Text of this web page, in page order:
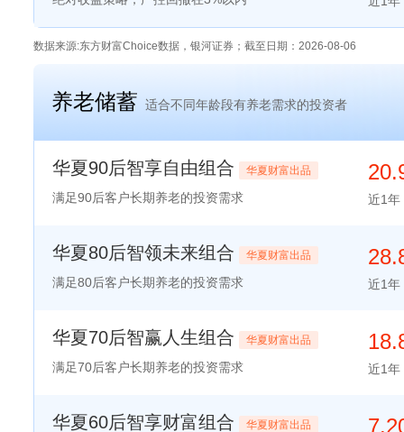
数据来源:东方财富Choice数据，银河证券；截至日期：2026-08-06
养老储蓄 适合不同年龄段有养老需求的投资者
华夏90后智享自由组合 华夏财富出品
满足90后客户长期养老的投资需求 近1年
华夏80后智领未来组合 华夏财富出品
满足80后客户长期养老的投资需求 近1年
华夏70后智赢人生组合 华夏财富出品
满足70后客户长期养老的投资需求 近1年
华夏60后智享财富组合 华夏财富出品